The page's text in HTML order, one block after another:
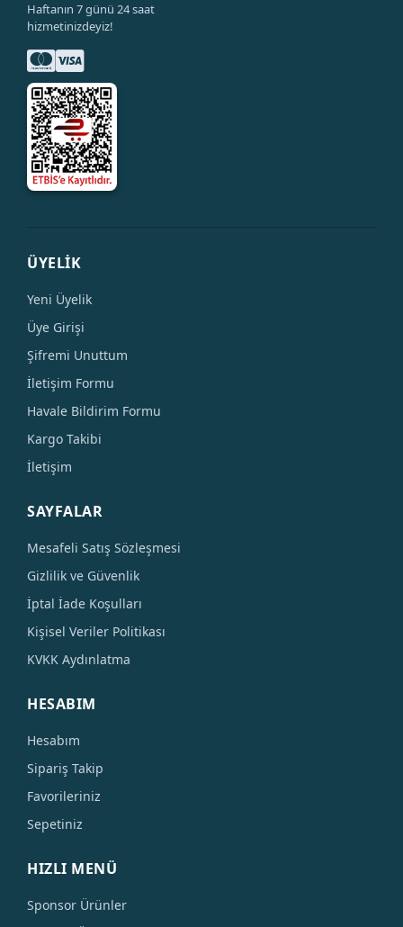
Haftanın 7 günü 24 saat
hizmetinizdeyiz!
ÜYELİK
Yeni Üyelik
Üye Girişi
Şifremi Unuttum
İletişim Formu
Havale Bildirim Formu
Kargo Takibi
İletişim
SAYFALAR
Mesafeli Satış Sözleşmesi
Gizlilik ve Güvenlik
İptal İade Koşulları
Kişisel Veriler Politikası
KVKK Aydınlatma
HESABIM
Hesabım
Sipariş Takip
Favorileriniz
Sepetiniz
HIZLI MENÜ
Sponsor Ürünler